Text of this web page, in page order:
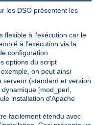
les DSO présentent les
flexible à l'exécution car le
à l'exécution via la
configuration
options du script
on peut ainsi
serveur (standard et version
[mod_perl,
installation d'Apache
facilement étendu avec